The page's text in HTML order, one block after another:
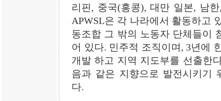
리핀, 중국(홍콩), 대만 일본, 남
APWSL은 각 나라에서 활동하고
동조합 그 밖의 노동자 단체들이
어 있다. 민주적 조직이며, 3년에
개발 하고 지역 지도부를 선출한
음과 같은 지향으로 발전시키기
다.